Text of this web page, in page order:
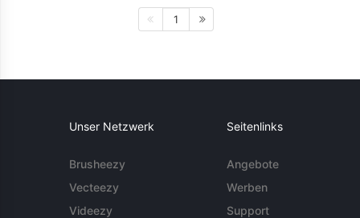
1
Unser Netzwerk
Brusheezy
Vecteezy
Videezy
Seitenlinks
Angebote
Werben
Support